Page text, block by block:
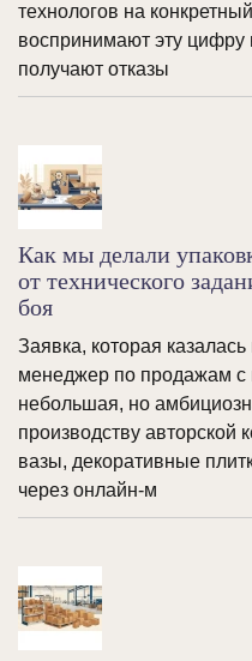
технологов на
воспринимают эту цифру
получают отказы
Как мы делали
от технического
боя
Заявка, которая
менеджер по продажам с
небольшая, но
производству
вазы, декоративные
через онлайн-м